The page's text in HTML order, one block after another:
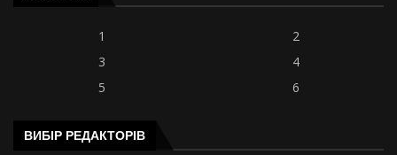
1
2
3
4
5
6
ВИБІР РЕДАКТОРІВ